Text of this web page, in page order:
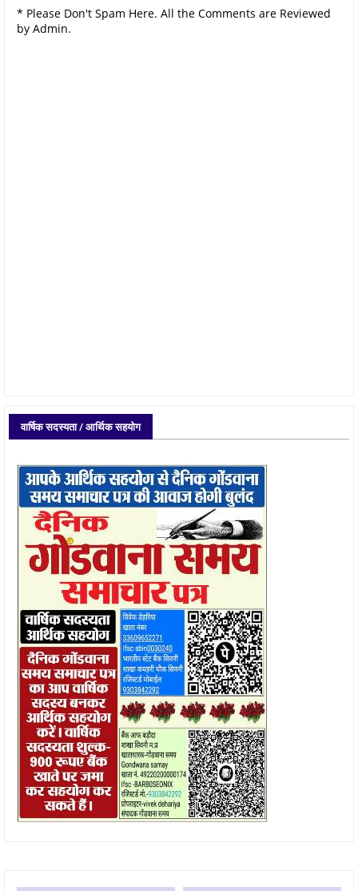
* Please Don't Spam Here. All the Comments are Reviewed
by Admin.
वार्षिक सदस्यता / आर्थिक सहयोग